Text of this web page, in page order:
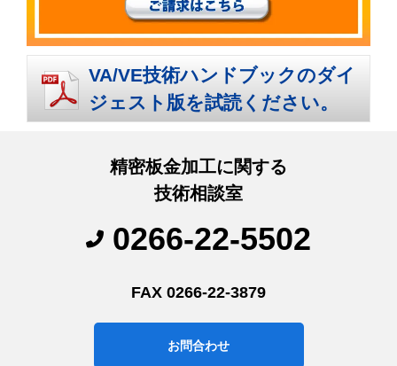
VA/VE技術ハンドブックのダイ
ジェスト版を試読ください。
精密板金加工に関する
技術相談室
0266-22-5502
FAX 0266-22-3879
お問合わせ